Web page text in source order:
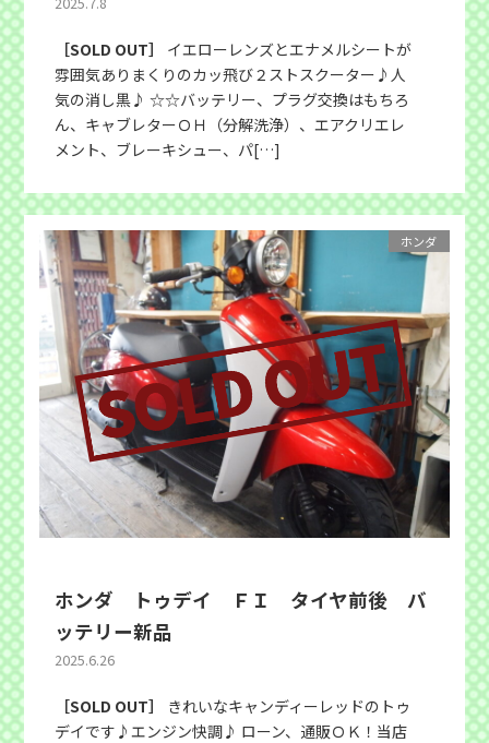
［SOLD OUT］
イエローレンズとエナメルシートが
雰囲気ありまくりのカッ飛び２ストスクーター♪人
気の消し黒♪ ☆☆バッテリー、プラグ交換はもちろ
ん、キャブレターＯＨ（分解洗浄）、エアクリエレ
メント、ブレーキシュー、パ[…]
ホンダ
ホンダ トゥデイ ＦＩ タイヤ前後 バ
ッテリー新品
2025.6.26
［SOLD OUT］
きれいなキャンディーレッドのトゥ
デイです♪エンジン快調♪ ローン、通販ＯＫ！当店